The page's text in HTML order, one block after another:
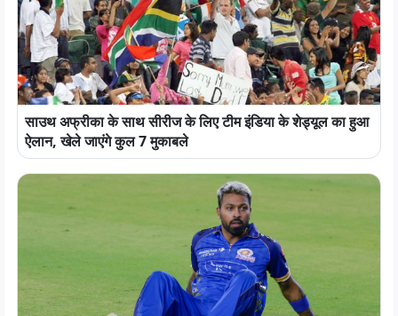
साउथ अफ्रीका के साथ सीरीज के लिए टीम इंडिया के शेड्यूल का हुआ
ऐलान, खेले जाएंगे कुल 7 मुकाबले